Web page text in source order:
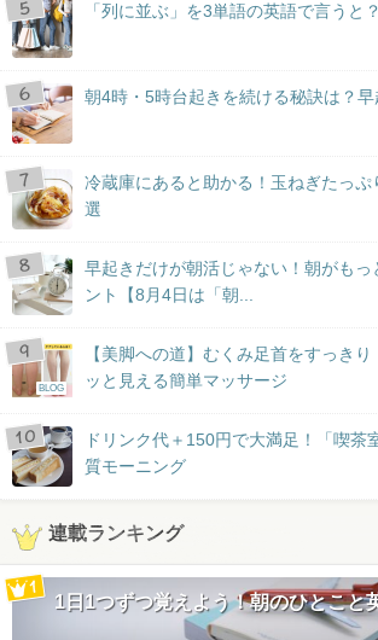
「列に並ぶ」を3単語の英語で言うと？
朝4時・5時台起きを続ける秘訣は？
冷蔵庫にあると助かる！玉ねぎたっぷ
選
早起きだけが朝活じゃない！朝がもっ
ント【8月4日は「朝...
BLOG
【美脚への道】むくみ足首をすっき
ッと見える簡単マッサージ
ドリンク代＋150円で大満足！「喫茶
質モーニング
連載ランキング
1日1つずつ覚えよう！朝のひとこと